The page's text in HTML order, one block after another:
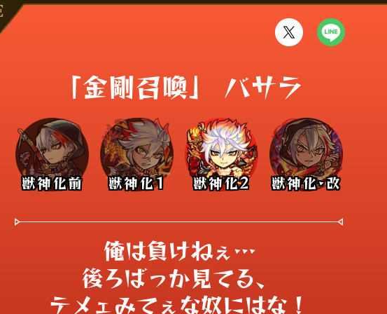
「金剛召喚」 バサラ
獣神化前 獣神化1 獣神化2 獣神化･改
俺は負けねぇ…
後ろばっか見てる、
テメェみてぇな奴にはな！